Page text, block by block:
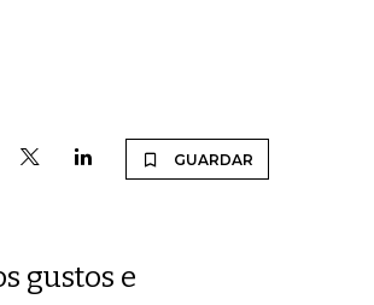
GUARDAR
gustos e